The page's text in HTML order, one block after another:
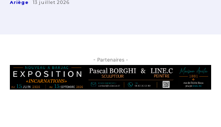
Ariège 13 juillet 2026
- Partenaires -